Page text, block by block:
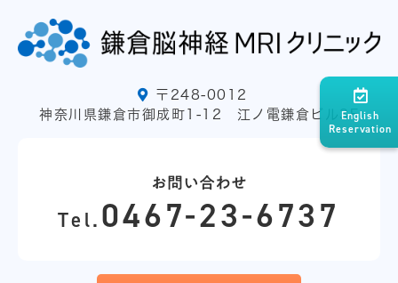
English
Reservation
〒248-0012
神奈川県鎌倉市御成町1-12 江ノ電鎌倉ビル3F
お問い合わせ
Tel. 0467-23-6737